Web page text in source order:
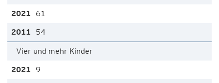
61
54
Vier und mehr Kinder
9